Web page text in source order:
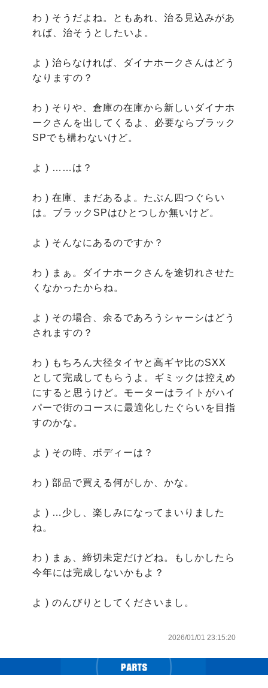
わ ) そうだよね。ともあれ、治る見込みがあ
れば、治そうとしたいよ。
よ ) 治らなければ、ダイナホークさんはどう
なりますの？
わ ) そりや、倉庫の在庫から新しいダイナホ
ークさんを出してくるよ、必要ならブラック
SPでも構わないけど。
よ ) ……は？
わ ) 在庫、まだあるよ。たぶん四つぐらい
は。ブラックSPはひとつしか無いけど。
よ ) そんなにあるのですか？
わ ) まぁ。ダイナホークさんを途切れさせた
くなかったからね。
よ ) その場合、余るであろうシャーシはどう
されますの？
わ ) もちろん大径タイヤと高ギヤ比のSXX
として完成してもらうよ。ギミックは控えめ
にすると思うけど。モーターはライトがハイ
パーで街のコースに最適化したぐらいを目指
すのかな。
よ ) その時、ボディーは？
わ ) 部品で買える何がしか、かな。
よ ) …少し、楽しみになってまいりました
ね。
わ ) まぁ、締切未定だけどね。もしかしたら
今年には完成しないかもよ？
よ ) のんびりとしてくださいまし。
2026/01/01 23:15:20